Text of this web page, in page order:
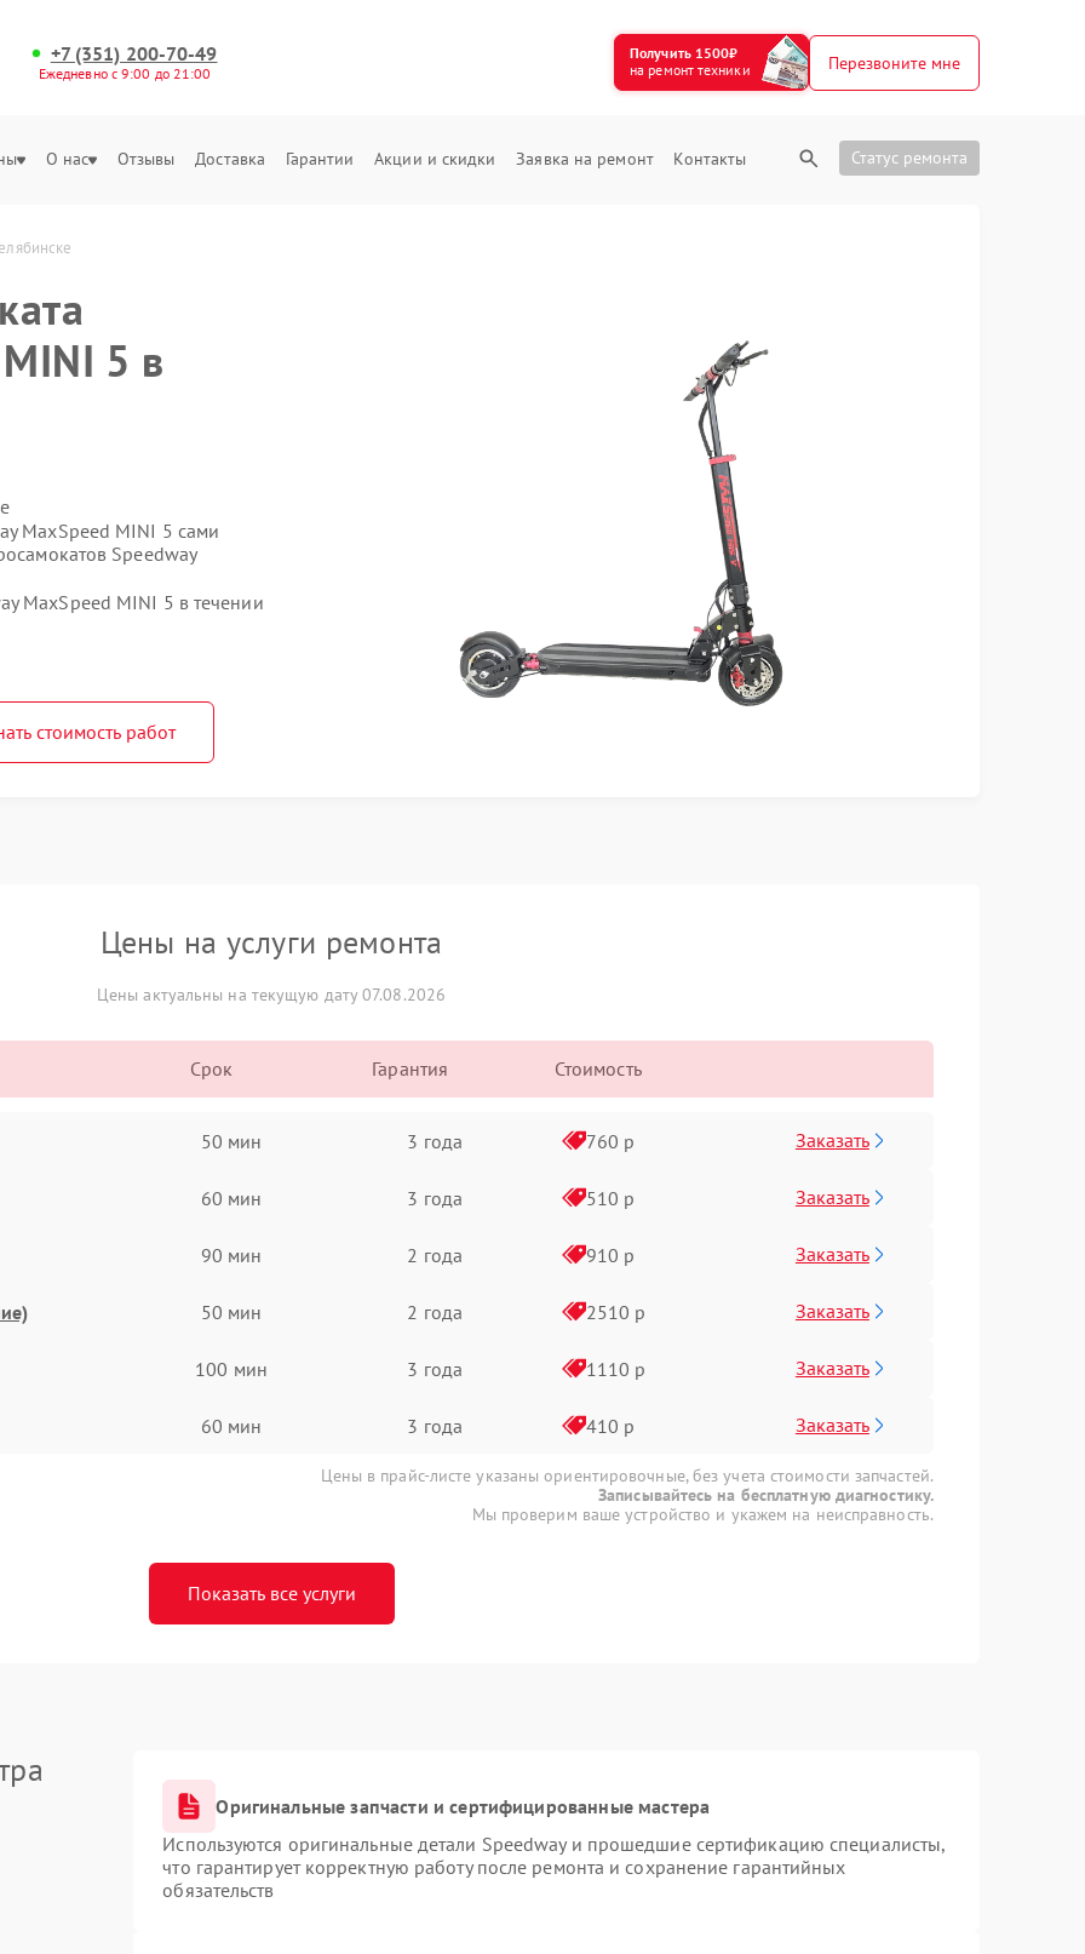
+7 (351) 200-70-49
Ежедневно с 9:00 до 21:00
Получить 1500₽
на ремонт техники
Перезвоните мне
О нас Отзывы Доставка Гарантии Акции и скидки Заявка на ремонт Контакты Статус ремонта
5 в
MaxSpeed MINI 5 сами
Speedway
MaxSpeed MINI 5 в течении
стоимость работ
Цены на услуги ремонта
Цены актуальны на текущую дату 07.08.2026
Срок Гарантия Стоимость
50 мин 3 года 760 р Заказать
60 мин 3 года 510 р Заказать
90 мин 2 года 910 р Заказать
50 мин 2 года 2510 р Заказать
100 мин 3 года 1110 р Заказать
60 мин 3 года 410 р Заказать
Цены в прайс-листе указаны ориентировочные, без учета стоимости запчастей.
Записывайтесь на бесплатную диагностику.
Мы проверим ваше устройство и укажем на неисправность.
Показать все услуги
Оригинальные запчасти и сертифицированные мастера
Используются оригинальные детали Speedway и прошедшие сертификацию специалисты,
что гарантирует корректную работу после ремонта и сохранение гарантийных
обязательств